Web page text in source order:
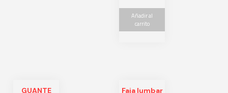
Añadir al
carrito
GUANTE
Faja lumbar